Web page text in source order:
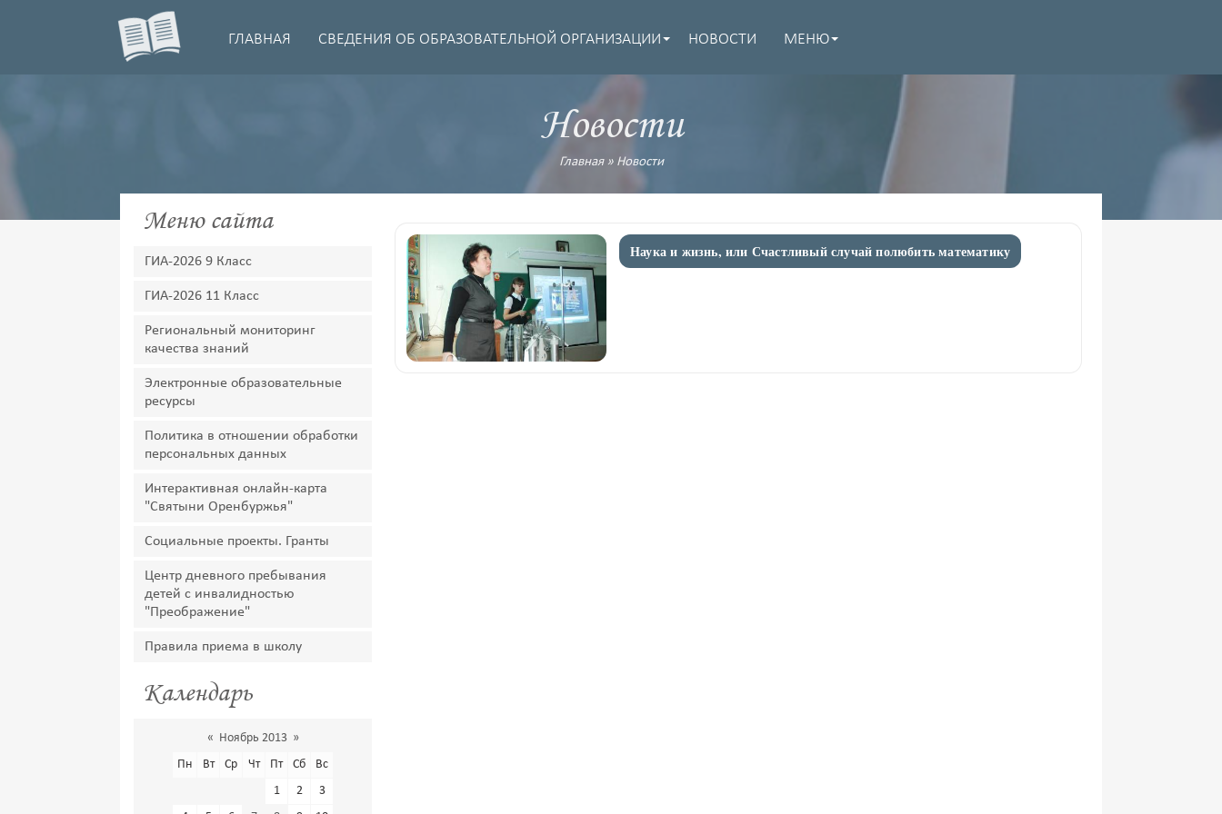
ГЛАВНАЯ СВЕДЕНИЯ ОБ ОБРАЗОВАТЕЛЬНОЙ ОРГАНИЗАЦИИ НОВОСТИ МЕНЮ
Новости
Главная» Новости
Меню сайта
ГИА-2026 9 Класс
ГИА-2026 11 Класс
Региональный мониторинг
качества знаний
Электронные образовательные
ресурсы
Политика в отношении обработки
персональных данных
Интерактивная онлайн-карта
"Святыни Оренбуржья"
Социальные проекты. Гранты
Центр дневного пребывания
детей с инвалидностью
"Преображение"
Правила приема в школу
Календарь
« Ноябрь 2013 »
Пн
Вт Ср Чт Пт Сб
Вс
1
2
3
Наука и жизнь, или Счастливый случай полюбить математику